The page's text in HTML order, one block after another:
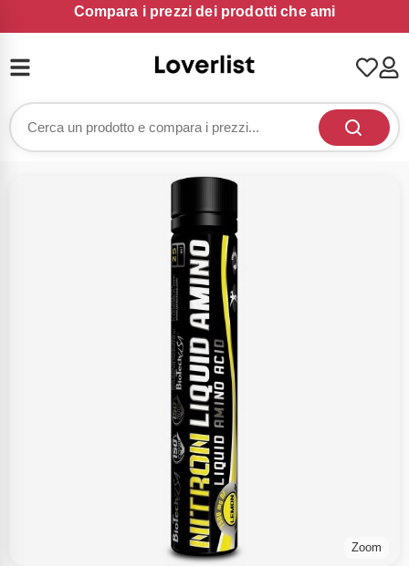
Compara i prezzi dei prodotti che ami
Zoom